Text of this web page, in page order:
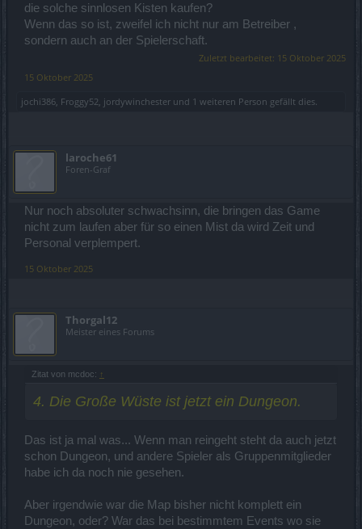
Geisterfest-Truhe.
Karnevalstempo (Pfade) – erhältlich über die Geisterfest-
Herausforderung – Fortschrittsbalken „Rückkehr der Toten“.
die solche sinnlosen Kisten kaufen?
Wenn das so ist, zweifel ich nicht nur am Betreiber ,
sondern auch an der Spielerschaft.
Zuletzt bearbeitet: 15 Oktober 2025
15 Oktober 2025
jochi386 Froggy52 jordywinchester und 1 weiteren Person gefällt dies.
laroche61
Foren-Graf
Nur noch absoluter schwachsinn, die bringen das Game
nicht zum laufen aber für so einen Mist da wird Zeit und
Personal verplempert.
15 Oktober 2025
Thorgal12
Meister eines Forums
Zitat von mcdoc: ↑
4. Die Große Wüste ist jetzt ein Dungeon.
Das ist ja mal was... Wenn man reingeht steht da auch jetzt
schon Dungeon, und andere Spieler als Gruppenmitglieder
habe ich da noch nie gesehen.
Aber irgendwie war die Map bisher nicht komplett ein
Dungeon, oder? War das bei bestimmtem Events wo sie